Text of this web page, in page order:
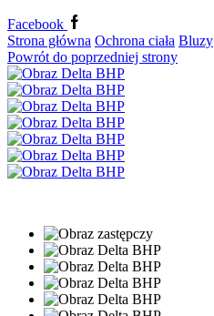
Facebook
Strona główna Ochrona ciała Bluzy
Powrót do poprzedniej strony